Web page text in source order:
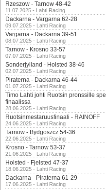
Rzeszow - Tarnow 48-42
11.07.2025 - Lahti Racing
Dackarna - Vargarna 62-28
09.07.2025 - Lahti Racing
Vargarna - Dackarna 39-51
08.07.2025 - Lahti Racing
Tarnow - Krosno 33-57
07.07.2025 - Lahti Racing
Sonderjylland - Holsted 38-46
02.07.2025 - Lahti Racing
Piraterna - Dackarna 46-44
01.07.2025 - Lahti Racing
Timo Lahti johti Ruotsin pronssille
finaalissa
28.06.2025 - Lahti Racing
Ruotsinmestaruusfinaali - RAINOFF
24.06.2025 - Lahti Racing
Tarnow - Bydgoszcz 54-36
22.06.2025 - Lahti Racing
Krosno - Tarnow 53-37
21.06.2025 - Lahti Racing
Holsted - Fjelsted 47-37
18.06.2025 - Lahti Racing
Dackarna - Piraterna 61-29
17.06.2025 - Lahti Racing